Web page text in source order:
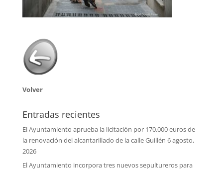
Volver
Entradas recientes
El Ayuntamiento aprueba la licitación por 170.000 euros de
la renovación del alcantarillado de la calle Guillén 6 agosto,
2026
El Ayuntamiento incorpora tres nuevos sepultureros para